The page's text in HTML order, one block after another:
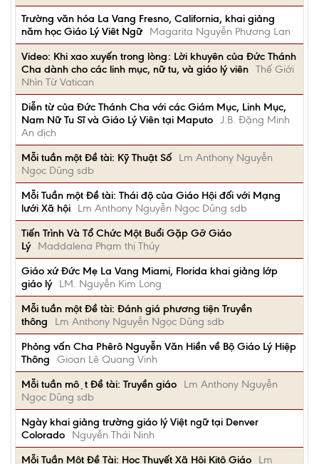
Trường văn hóa La Vang Fresno, California, khai giảng
năm học Giáo Lý Viêt Ngữ
Magarita Nguyễn Phương Lan
Video: Khi xao xuyến trong lòng: Lời khuyên của Đức Thánh
Cha dành cho các linh mục, nữ tu, và giáo lý viên Thế Giới
Nhìn Từ Vatican
Diễn từ của Đức Thánh Cha với các Giám Mục, Linh Mục,
Nam Nữ Tu Sĩ và Giáo Lý Viên tại Maputo J.B. Đặng Minh
An dịch
Mỗi tuần một Đề tài: Kỹ Thuật Số
Lm Anthony Nguyễn
Ngọc Dũng sdb
Mỗi Tuần một Đề tài: Thái độ của Giáo Hội đối với Mạng
lưới Xã hội
Lm Anthony Nguyễn Ngọc Dũng sdb
Tiến Trình Và Tổ Chức Một Buổi Gặp Gỡ Giáo
Lý
Maddalena Phạm thị Thúy
Giáo xứ Đức Mẹ La Vang Miami, Florida khai giảng lớp
giáo lý
LM. Nguyễn Kim Long
Mỗi tuần một Đề tài: Đánh giá phương tiện Truyền
thông
Lm Anthony Nguyễn Ngọc Dũng sdb
Phỏng vấn Cha Phêrô Nguyễn Văn Hiền về Bộ Giáo Lý Hiệp
Thông
Gioan Lê Quang Vinh
Mỗi tuần một Đề tài: Truyền giáo
Lm Anthony Nguyễn
Ngọc Dũng sdb
Ngày khai giảng trường giáo lý Việt ngữ tại Denver
Colorado
Nguyễn Thái Ninh
Mỗi Tuần Một Đề Tài: Học Thuyết Xã Hội Kitô Giáo
Lm